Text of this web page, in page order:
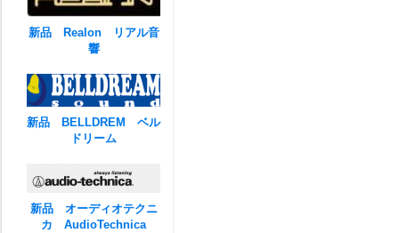
新品 Realon リアル音
響
新品 BELLDREM ベル
ドリーム
新品 オーディオテクニ
カ AudioTechnica